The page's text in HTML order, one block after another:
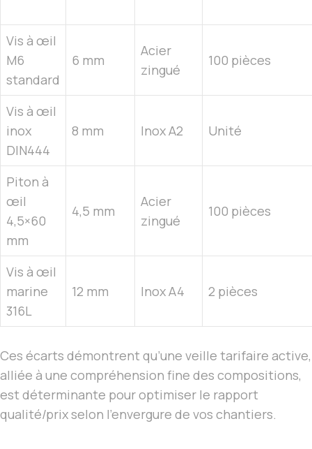
Vis à œil
M6
standard
6 mm
Acier
zingué
100 pièces
Vis à œil
inox
DIN444
8 mm Inox A2 Unité
Piton à
œil
4,5×60
mm
4,5 mm
Acier
zingué
100 pièces
Vis à œil
marine
316L
12 mm Inox A4 2 pièces
Ces écarts démontrent qu’une veille tarifaire active,
alliée à une compréhension fine des compositions,
est déterminante pour optimiser le rapport
qualité/prix selon l’envergure de vos chantiers.